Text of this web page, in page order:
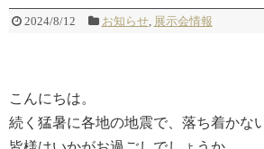
2024/8/12 お知らせ, 展示会情報
こんにちは。
続く猛暑に各地の地震で、落ち着かな